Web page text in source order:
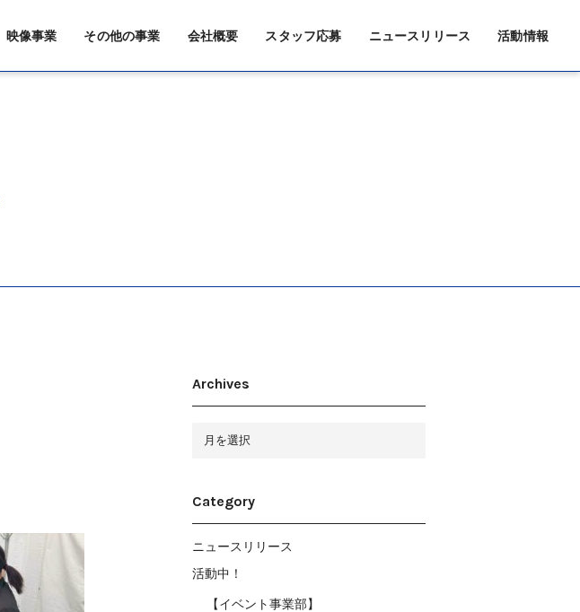
映像事業 その他の事業 会社概要 スタッフ応募 ニュースリリース 活動情報
Archives
Category
ニュースリリース
活動中！
【イベント事業部】